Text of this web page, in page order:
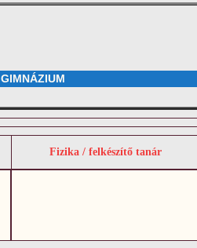
GIMNÁZIUM
Fizika / felkészítő tanár